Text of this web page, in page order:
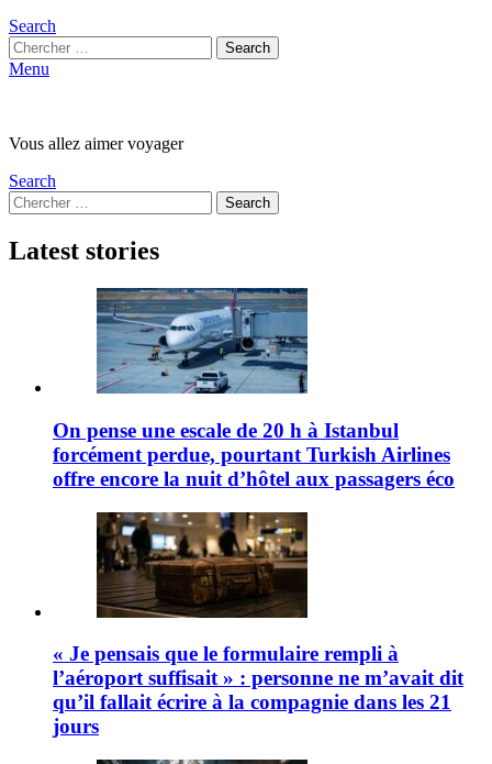
Search
Search
for:
Search
Menu
Vous allez aimer voyager
Search
Search
for:
Search
Latest stories
On pense une escale de 20 h à Istanbul
forcément perdue, pourtant Turkish Airlines
offre encore la nuit d’hôtel aux passagers éco
« Je pensais que le formulaire rempli à
l’aéroport suffisait » : personne ne m’avait dit
qu’il fallait écrire à la compagnie dans les 21
jours